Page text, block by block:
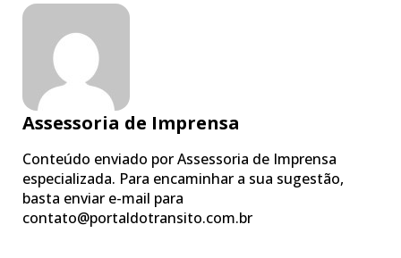
Assessoria de Imprensa
Conteúdo enviado por Assessoria de Imprensa
especializada. Para encaminhar a sua sugestão,
basta enviar e-mail para
contato@portaldotransito.com.br